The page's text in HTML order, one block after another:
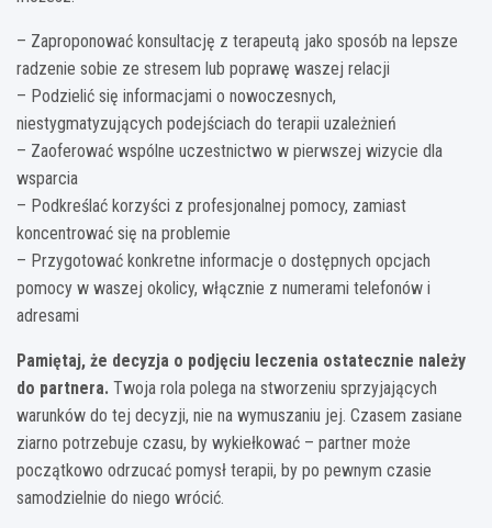
– Zaproponować konsultację z terapeutą jako sposób na lepsze
radzenie sobie ze stresem lub poprawę waszej relacji
– Podzielić się informacjami o nowoczesnych,
niestygmatyzujących podejściach do terapii uzależnień
– Zaoferować wspólne uczestnictwo w pierwszej wizycie dla
wsparcia
– Podkreślać korzyści z profesjonalnej pomocy, zamiast
koncentrować się na problemie
– Przygotować konkretne informacje o dostępnych opcjach
pomocy w waszej okolicy, włącznie z numerami telefonów i
adresami
Pamiętaj, że decyzja o podjęciu leczenia ostatecznie należy
do partnera. Twoja rola polega na stworzeniu sprzyjających
warunków do tej decyzji, nie na wymuszaniu jej. Czasem zasiane
ziarno potrzebuje czasu, by wykiełkować – partner może
początkowo odrzucać pomysł terapii, by po pewnym czasie
samodzielnie do niego wrócić.